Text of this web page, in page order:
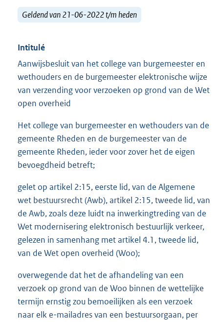
Geldend van 21-06-2022 t/m heden
Intitulé
Aanwijsbesluit van het college van burgemeester en
wethouders en de burgemeester elektronische wijze
van verzending voor verzoeken op grond van de Wet
open overheid
Het college van burgemeester en wethouders van de
gemeente Rheden en de burgemeester van de
gemeente Rheden, ieder voor zover het de eigen
bevoegdheid betreft;
gelet op artikel 2:15, eerste lid, van de Algemene
wet bestuursrecht (Awb), artikel 2:15, tweede lid, van
de Awb, zoals deze luidt na inwerkingtreding van de
Wet modernisering elektronisch bestuurlijk verkeer,
gelezen in samenhang met artikel 4.1, tweede lid,
van de Wet open overheid (Woo);
overwegende dat het de afhandeling van een
verzoek op grond van de Woo binnen de wettelijke
termijn ernstig zou bemoeilijken als een verzoek
naar elk e-mailadres van een bestuursorgaan, per